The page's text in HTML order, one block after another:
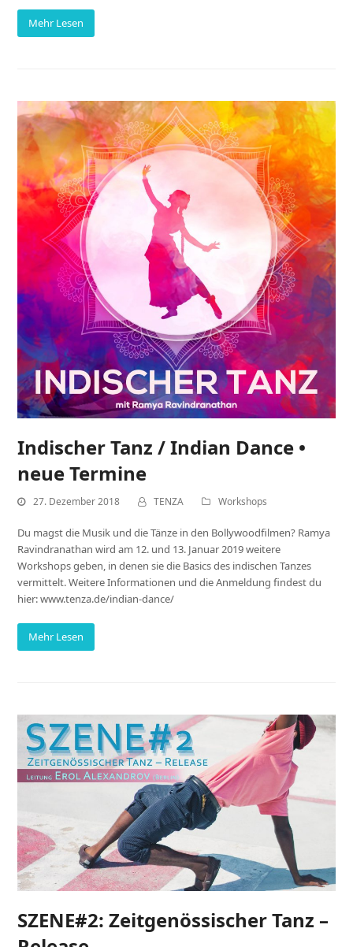
Mehr Lesen
Indischer Tanz / Indian Dance •
neue Termine
27. Dezember 2018 TENZA Workshops
Du magst die Musik und die Tänze in den Bollywoodfilmen? Ramya
Ravindranathan wird am 12. und 13. Januar 2019 weitere
Workshops geben, in denen sie die Basics des indischen Tanzes
vermittelt. Weitere Informationen und die Anmeldung findest du
hier: www.tenza.de/indian-dance/
Mehr Lesen
SZENE#2: Zeitgenössischer Tanz –